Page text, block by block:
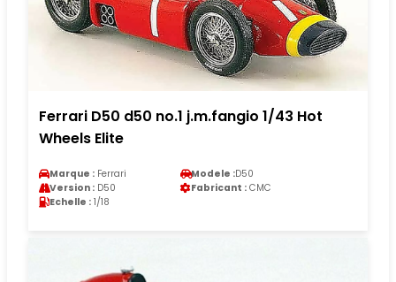
Ferrari D50 d50 no.1 j.m.fangio 1/43 Hot
Wheels Elite
Marque : Ferrari Modele :D50
Version : D50 Fabricant : CMC
Echelle : 1/18